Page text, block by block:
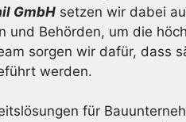
GmbH setzen wir dabei
und Behörden, um die
sorgen wir dafür, dass
werden.
für